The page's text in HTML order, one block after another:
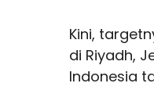
Kini,
di Riyadh,
Indonesia